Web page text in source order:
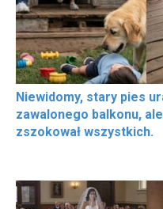
Niewidomy, stary pies
zawalonego balkonu,
zszokował wszystkich.